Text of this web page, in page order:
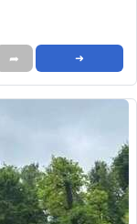
➦ ➜